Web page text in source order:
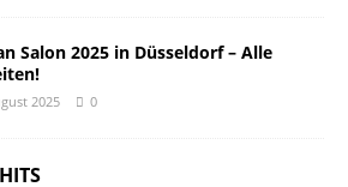
Salon 2025 in Düsseldorf – Alle
2025 0